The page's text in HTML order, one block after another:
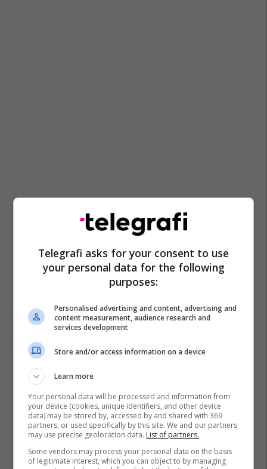
Komuna E Tetovës Tetova
Telegrafi asks for your consent to use
your personal data for the following
purposes:
Personalised advertising and content, advertising and
content measurement, audience research and
services development
Store and/or access information on a device
Learn more
Your personal data will be processed and information from
your device (cookies, unique identifiers, and other device
data) may be stored by, accessed by and shared with 369
partners, or used specifically by this site. We and our partners
may use precise geolocation data. List of partners.
Some vendors may process your personal data on the basis
of legitimate interest, which you can object to by managing